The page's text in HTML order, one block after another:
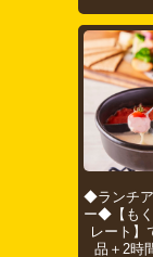
◆ランチ
ー◆【も
レート】
品＋2時